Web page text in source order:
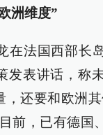
洲维度”
在法国西部长
发表讲话，称
，还要和欧洲
前，已有德国